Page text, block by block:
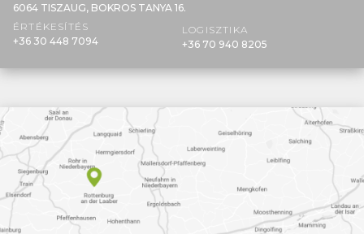
6064 TISZAUG, BOKROS TANYA 16.
ÉRTÉKESÍTÉS
+36 30 448 7094
LOGISZTIKA
+36 70 940 8205